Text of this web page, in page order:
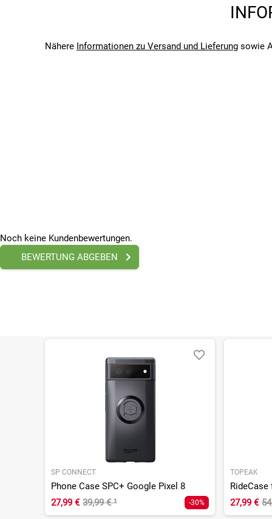
Topeak
Nähere Informationen zu Versand und Lieferungsowie
Noch keine Kundenbewertungen.
BEWERTUNG ABGEBEN
SP CONNECT
Phone Case SPC+ Google Pixel 8
27,99 € 39,99 €¹ -30%
TOPEAK
27,99 €